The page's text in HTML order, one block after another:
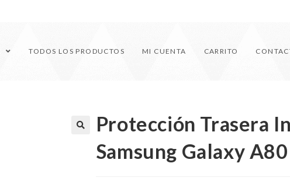
TODOS LOS PRODUCTOS MI CUENTA CARRITO
Protección Trasera
Samsung Galaxy